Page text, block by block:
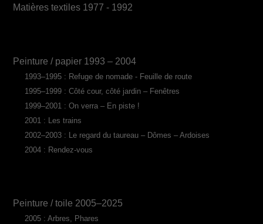
Matières textiles 1977 - 1992
Peinture / papier 1993 – 2004
1993–1995 : Refuge de nomade - Feuille de route
1995–1999 : Côté cour, côté jardin – Fenêtres
1999–2001 : On verra – En piste !
2001 : Les trains
2002–2003 : Le regard du taureau – Dômes – Ardoises
2004 : Rendez-vous
Peinture / toile 2005–2025
2005 : Arbres, Phares